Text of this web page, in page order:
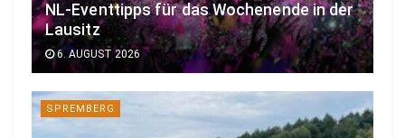
NL-Eventtipps für das Wochenende in der
Lausitz
6. AUGUST 2026
SPREMBERG